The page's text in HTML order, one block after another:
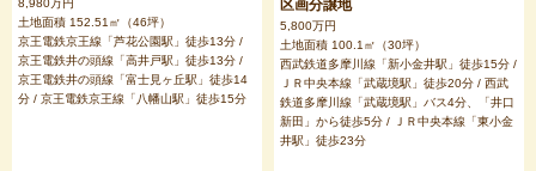
8,980万円
土地面積 152.51㎡（46坪）
京王電鉄京王線「芦花公園駅」徒歩13分 /
京王電鉄井の頭線「高井戸駅」徒歩13分 /
京王電鉄井の頭線「富士見ヶ丘駅」徒歩14
分 / 京王電鉄京王線「八幡山駅」徒歩15分
区画分譲地
5,800万円
土地面積 100.1㎡（30坪）
西武鉄道多摩川線「新小金井駅」徒歩15分 /
ＪＲ中央本線「武蔵境駅」徒歩20分 / 西武
鉄道多摩川線「武蔵境駅」バス4分、「井口
新田」から徒歩5分 / ＪＲ中央本線「東小金
井駅」徒歩23分